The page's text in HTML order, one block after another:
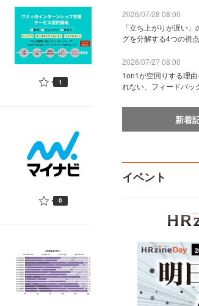
1
0
2026/07/28 08:00
「立ち上がりが遅い
グを分解する4つの視点
2026/07/27 08:00
1on1が空回りする理
れない、フィードバッ
新着
イベント